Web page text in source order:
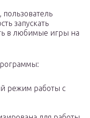
пользователь
запускать
в любимые игры на
режим работы с